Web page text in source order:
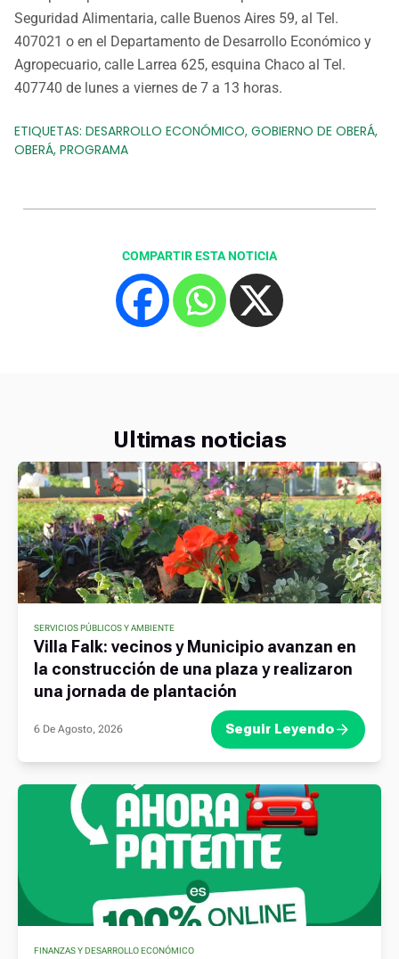
Seguridad Alimentaria, calle Buenos Aires 59, al Tel.
407021 o en el Departamento de Desarrollo Económico y
Agropecuario, calle Larrea 625, esquina Chaco al Tel.
407740 de lunes a viernes de 7 a 13 horas.
ETIQUETAS: DESARROLLO ECONÓMICO, GOBIERNO DE OBERÁ,
OBERÁ, PROGRAMA
COMPARTIR ESTA NOTICIA
Ultimas noticias
SERVICIOS PÚBLICOS Y AMBIENTE
Villa Falk: vecinos y Municipio avanzan en
la construcción de una plaza y realizaron
una jornada de plantación
6 De Agosto, 2026 Seguir Leyendo
FINANZAS Y DESARROLLO ECONÓMICO